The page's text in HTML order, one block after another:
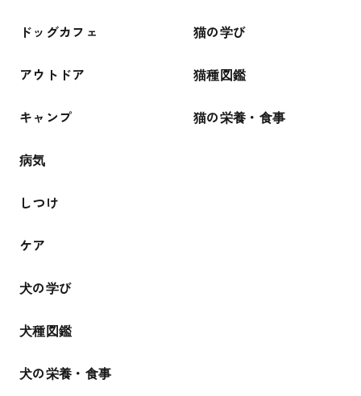
ドッグカフェ
アウトドア
キャンプ
病気
しつけ
ケア
犬の学び
犬種図鑑
犬の栄養・食事
猫の学び
猫種図鑑
猫の栄養・食事